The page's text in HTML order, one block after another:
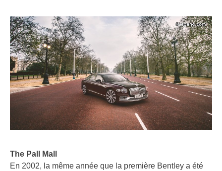
The Pall Mall
En 2002, la même année que la première Bentley a été